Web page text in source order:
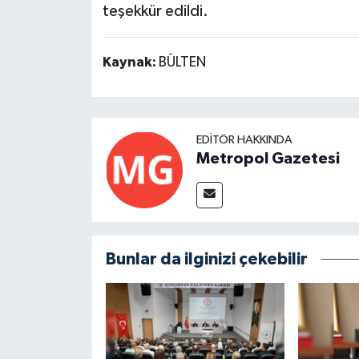
teşekkür edildi.
Kaynak: BÜLTEN
EDITÖR HAKKINDA
Metropol Gazetesi
Bunlar da ilginizi çekebilir